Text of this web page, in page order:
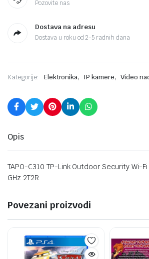
Pozovite nas
Dostava na adresu
Dostava u roku od 2-5 radnih dana
Kategorije: Elektronika, IP kamere, Video
Opis
TAPO-C310 TP-Link Outdoor Security Wi-
GHz 2T2R
Povezani proizvodi